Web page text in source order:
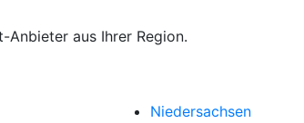
aus Ihrer Region.
Niedersachsen